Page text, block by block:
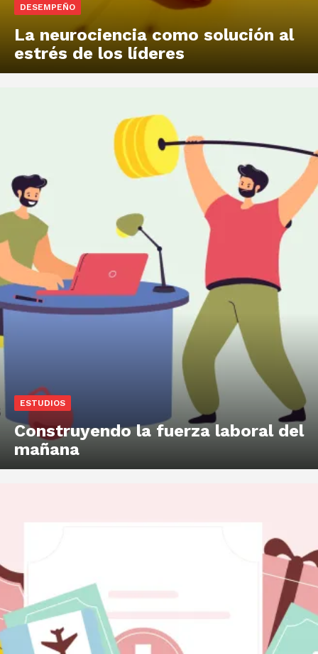
DESEMPEÑO
La neurociencia como solución al
estrés de los líderes
ESTUDIOS
Construyendo la fuerza laboral del
mañana